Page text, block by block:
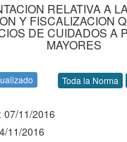
RELATIVA A
Y FISCALIZACION
DE CUIDADOS A
MAYORES
Toda la Norma
07/11/2016
11/2016